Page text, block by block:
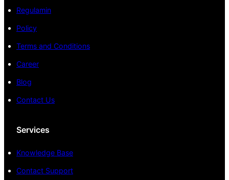
Regulamin
Policy
Terms and Conditions
Career
Blog
Contact Us
Services
Knowledge Base
Contact Support